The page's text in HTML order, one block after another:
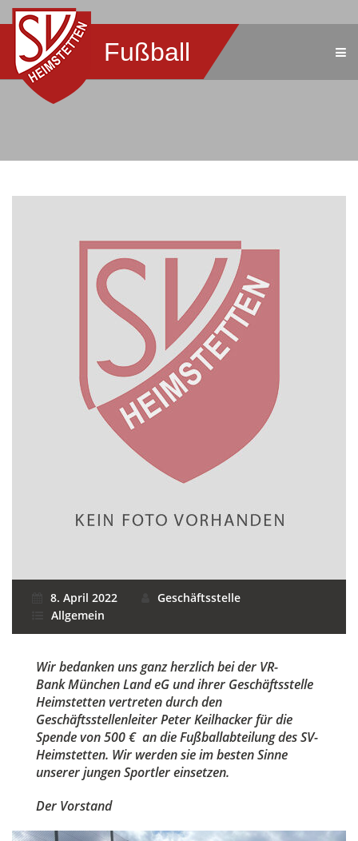
Fußball
8. April 2022
Geschäftsstelle
Allgemein
Wir bedanken uns ganz herzlich bei der VR-
Bank München Land eG und ihrer Geschäftsstelle
Heimstetten vertreten durch den
Geschäftsstellenleiter Peter Keilhacker für die
Spende von 500 € an die Fußballabteilung des SV-
Heimstetten. Wir werden sie im besten Sinne
unserer jungen Sportler einsetzen.
Der Vorstand